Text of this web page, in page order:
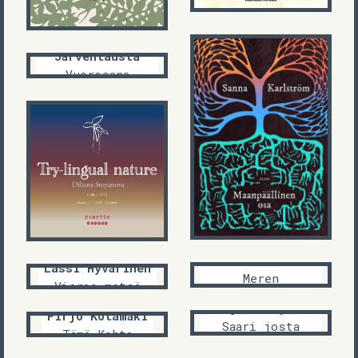
Sanna Karlström
Maanpäällinen
osa
Järventausta
Vuorosana
Diliana
Stoyanova
Try-lingual
nature
Jenni Miettunen
Meren
kronologia
Lassi Hyvärinen
Vieras metsä
Tuija Välipakka
Saari josta
olen poissa
Pirjo Kotamäki
Tämä Kohta